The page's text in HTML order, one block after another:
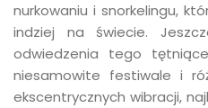
nurkowaniu i snorkelingu,
indziej na świecie.
odwiedzenia tego
niesamowite festiwale i
ekscentrycznych wibracji,